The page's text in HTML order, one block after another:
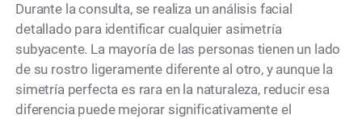
Durante la consulta, se realiza un análisis facial
detallado para identificar cualquier asimetría
subyacente. La mayoría de las personas tienen un lado
de su rostro ligeramente diferente al otro, y aunque la
simetría perfecta es rara en la naturaleza, reducir esa
diferencia puede mejorar significativamente el